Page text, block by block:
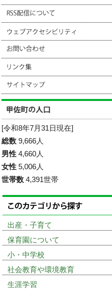
[令和8年7月31日現在]
総数 9,666人
男性 4,660人
女性 5,006人
世帯数 4,391世帯
出産・子育て
保育園について
小・中学校
社会教育や環境教育
生涯学習